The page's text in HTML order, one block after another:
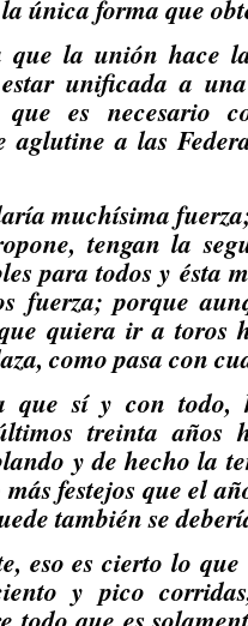
única forma que
la unión hace
unificada a
que es necesario
a las
muchísima
tengan la
para todos y ésta
fuerza; porque
quiera ir a toros
como pasa con
que sí y con todo,
treinta años
y de hecho la
festejos que el
también se
eso es cierto lo
y pico